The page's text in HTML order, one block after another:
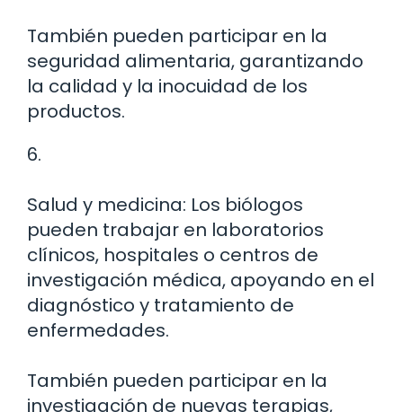
También pueden participar en la
seguridad alimentaria, garantizando
la calidad y la inocuidad de los
productos.
6.
Salud y medicina: Los biólogos
pueden trabajar en laboratorios
clínicos, hospitales o centros de
investigación médica, apoyando en el
diagnóstico y tratamiento de
enfermedades.
También pueden participar en la
investigación de nuevas terapias,